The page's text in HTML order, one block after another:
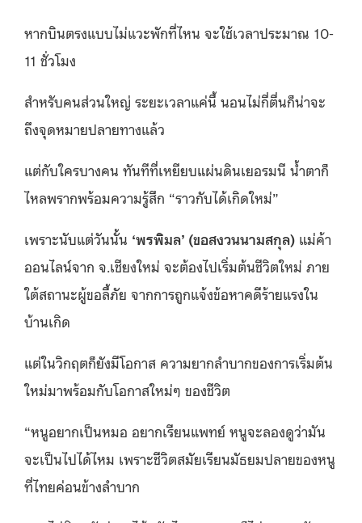
หากบินตรงแบบไม่แวะพักที่ไหน จะใช้เวลาประมาณ 10-
11 ชั่วโมง
สำหรับคนส่วนใหญ่ ระยะเวลาแค่นี้ นอนไม่กี่ตื่นก็น่าจะ
ถึงจุดหมายปลายทางแล้ว
แต่กับใครบางคน ทันทีที่เหยียบแผ่นดินเยอรมนี น้ำตาก็
ไหลพรากพร้อมความรู้สึก “ราวกับได้เกิดใหม่”
เพราะนับแต่วันนั้น ‘พรพิมล’ (ขอสงวนนามสกุล) แม่ค้า
ออนไลน์จาก จ.เชียงใหม่ จะต้องไปเริ่มต้นชีวิตใหม่ ภาย
ใต้สถานะผู้ขอลี้ภัย จากการถูกแจ้งข้อหาคดีร้ายแรงใน
บ้านเกิด
แต่ในวิกฤตก็ยังมีโอกาส ความยากลำบากของการเริ่มต้น
ใหม่มาพร้อมกับโอกาสใหม่ๆ ของชีวิต
“หนูอยากเป็นหมอ อยากเรียนแพทย์ หนูจะลองดูว่ามัน
จะเป็นไปได้ไหม เพราะชีวิตสมัยเรียนมัธยมปลายของหนู
ที่ไทยค่อนข้างลำบาก